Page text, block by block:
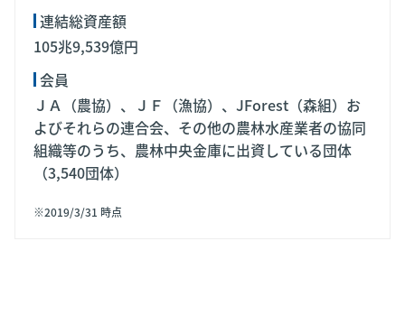
連結総資産額
105兆9,539億円
会員
ＪＡ（農協）、ＪＦ（漁協）、JForest（森組）お
よびそれらの連合会、その他の農林水産業者の協同
組織等のうち、農林中央金庫に出資している団体
（3,540団体）
※2019/3/31 時点